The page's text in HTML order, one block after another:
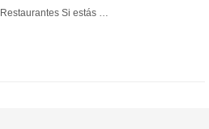
Si estás …